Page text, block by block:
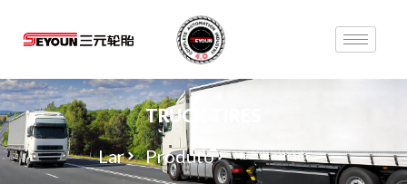
TRUCK TIRES
Lar
Produto Na /Off estrada